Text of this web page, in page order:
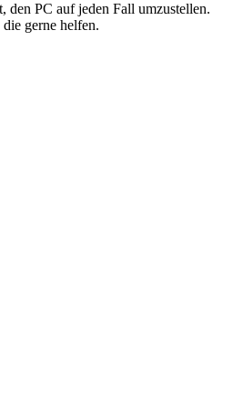
den PC auf jeden Fall umzustellen.
gerne helfen.